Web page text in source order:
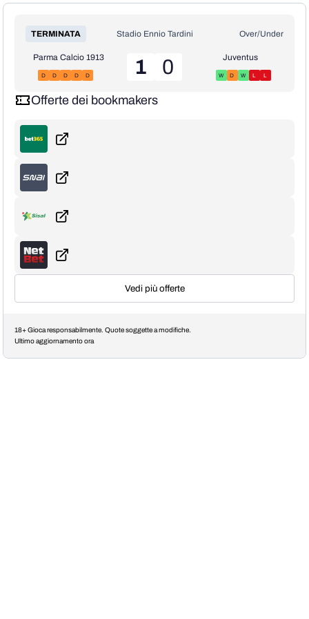
TERMINATA Stadio Ennio Tardini Over/Under
Parma Calcio 1913
D D D D D 1 0 Juventus
W D W L L
Offerte dei bookmakers
Vedi più offerte
18+ Gioca responsabilmente. Quote soggette a modifiche.
Ultimo aggiornamento ora